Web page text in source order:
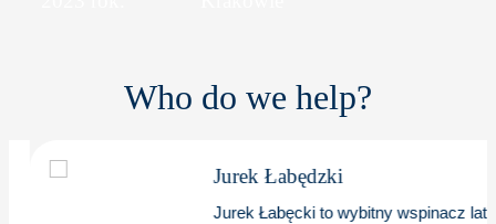
Who do we help?
Jurek Łabędzki
Jurek Łabęcki to wybitny wspinacz lat